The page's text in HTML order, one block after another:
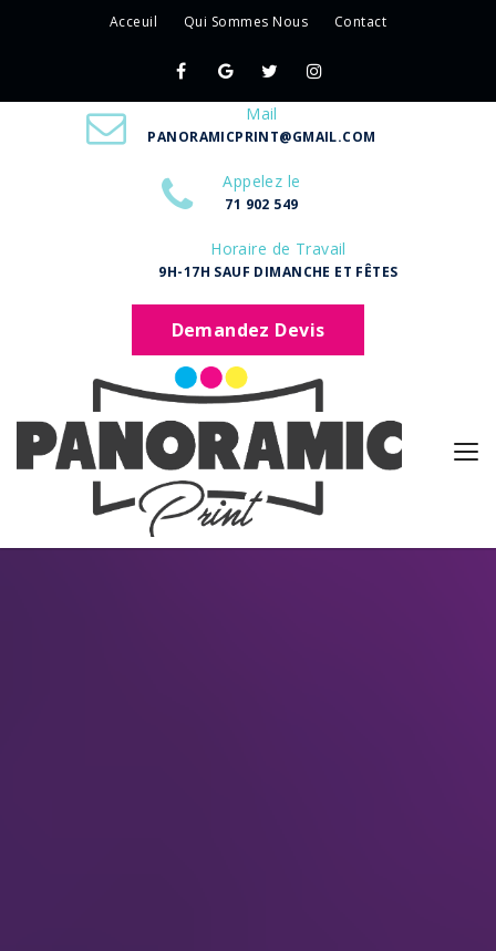
Acceuil Qui Sommes Nous Contact
Mail
PANORAMICPRINT@GMAIL.COM
Appelez le
71 902 549
Horaire de Travail
9H-17H SAUF DIMANCHE ET FÊTES
Demandez Devis